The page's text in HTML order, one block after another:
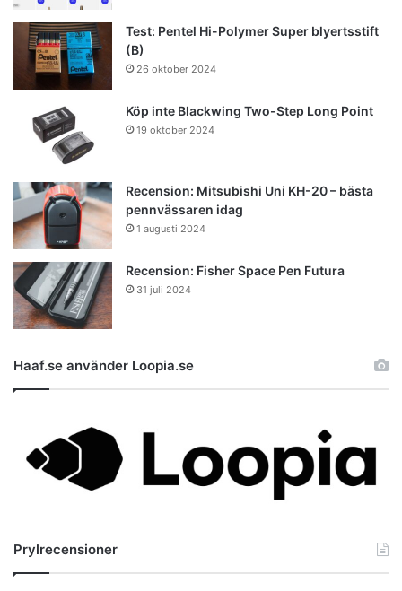
Test: Pentel Hi-Polymer Super blyertsstift
(B)
26 oktober 2024
Köp inte Blackwing Two-Step Long Point
19 oktober 2024
Recension: Mitsubishi Uni KH-20 – bästa
pennvässaren idag
1 augusti 2024
Recension: Fisher Space Pen Futura
31 juli 2024
Haaf.se använder Loopia.se
Prylrecensioner